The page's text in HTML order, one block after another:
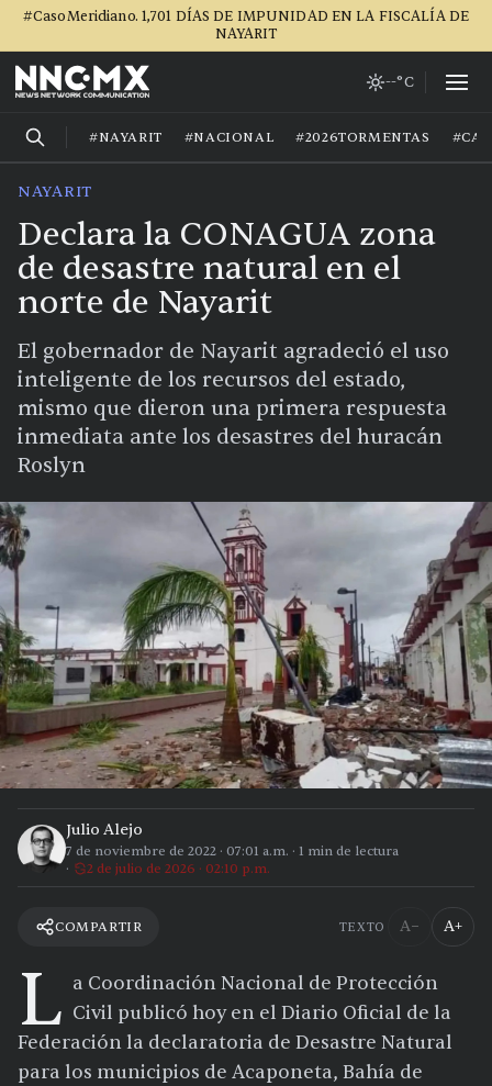
#CasoMeridiano. 1,701 DÍAS DE IMPUNIDAD EN LA FISCALÍA DE
NAYARIT
--°C
#NAYARIT #NACIONAL #2026TORMENTAS
NAYARIT
Declara la CONAGUA zona
de desastre natural en el
norte de Nayarit
El gobernador de Nayarit agradeció el uso
inteligente de los recursos del estado,
mismo que dieron una primera respuesta
inmediata ante los desastres del huracán
Roslyn
Julio Alejo
7 de noviembre de 2022 · 07:01 a.m. · 1 min de lectura
2 de julio de 2026 · 02:10 p.m.
COMPARTIR TEXTO A− A+
L a Coordinación Nacional de Protección
Civil publicó hoy en el Diario Oficial de la
Federación la declaratoria de Desastre Natural
para los municipios de Acaponeta, Bahía de